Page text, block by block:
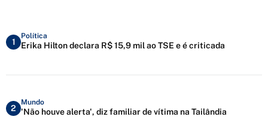
1
Política
Erika Hilton declara R$ 15,9 mil ao TSE e é criticada
2
Mundo
'Não houve alerta', diz familiar de vítima na Tailândia